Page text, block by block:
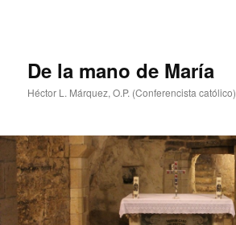
De la mano de María
Héctor L. Márquez, O.P. (Conferencista católico)